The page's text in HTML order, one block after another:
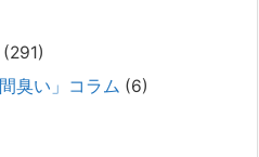
抱えるご家族からのご相談を受
セスの仕方や問題解決に取り組ん
(291)
臭い」コラム (6)